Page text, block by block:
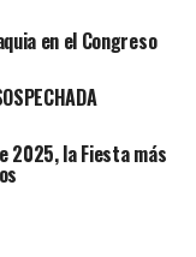
en el Congreso
2025, la Fiesta más